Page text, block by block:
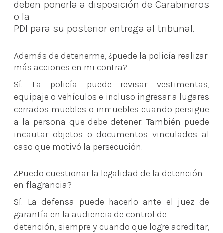
deben ponerla a disposición de Carabineros
o la
PDI para su posterior entrega al tribunal.
Además de detenerme, ¿puede la policía realizar
más acciones en mi contra?
Sí. La policía puede revisar vestimentas,
equipaje o vehículos e incluso ingresar a lugares
cerrados muebles o inmuebles cuando persigue
a la persona que debe detener. También puede
incautar objetos o documentos vinculados al
caso que motivó la persecución.
¿Puedo cuestionar la legalidad de la detención
en flagrancia?
Sí. La defensa puede hacerlo ante el juez de
garantía en la audiencia de control de
detención, siempre y cuando que logre acreditar,